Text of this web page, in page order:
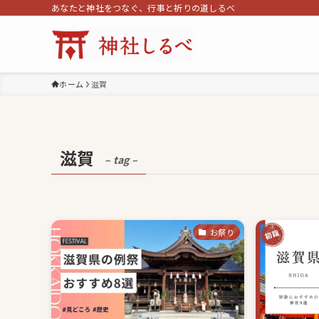
あなたと神社をつなぐ、行事と祈りの道しるべ
ホーム 滋賀
滋賀 – tag –
お祭り